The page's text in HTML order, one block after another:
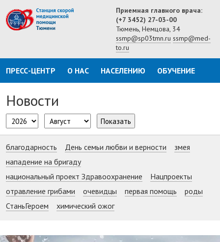
Приемная главного врача:
(+7 3452) 27-03-00
Тюмень, Немцова, 34
ssmp@sp03tmn.ru ssmp@med-
to.ru
ПРЕСС-ЦЕНТР О НАС НАСЕЛЕНИЮ ОБУЧЕНИЕ
Новости
Показать
благодарность День семьи любви и верности
змея
нападение на бригаду
национальный проект Здравоохранение
Нацпроекты
отравление грибами
очевидцы первая помощь
роды
СтаньГероем
химический ожог